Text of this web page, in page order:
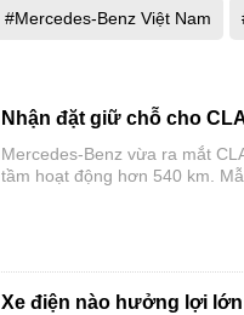
#Mercedes-Benz Việt Nam
Nhận đặt giữ chỗ cho
Mercedes-Benz vừa ra mắt
tầm hoạt động hơn 540 km.
Xe điện nào hưởng lợi